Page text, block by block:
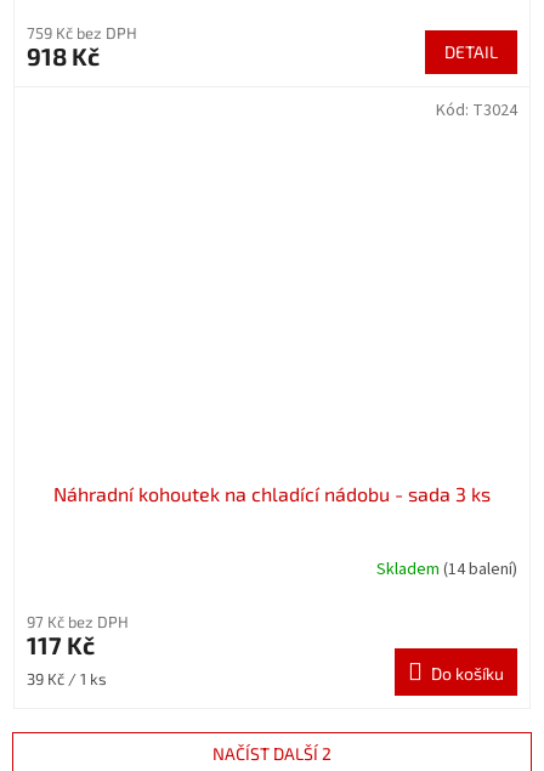
759 Kč bez DPH
918 Kč DETAIL
Náhradní kohoutek na chladící nádobu - sada 3 ks
Skladem (14 balení)
97 Kč bez DPH
117 Kč
Měrná
39 Kč / 1 ks Do košíku
Kód: T3024
NAČÍST DALŠÍ 2